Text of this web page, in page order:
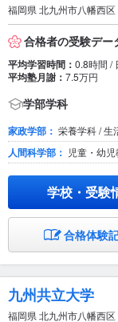
福岡県 北九州市八幡西区
合格者の受験デー
平均学習時間： 0.8時間 /
平均塾月謝： 7.5万円
学部学科
家政学部： 栄養学科 / 生
人間科学部： 児童・幼
学校・受験
合格体験
九州共立大学
福岡県 北九州市八幡西区